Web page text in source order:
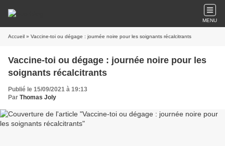
MENU
Accueil » Vaccine-toi ou dégage : journée noire pour les soignants récalcitrants
Vaccine-toi ou dégage : journée noire pour les
soignants récalcitrants
Publié le 15/09/2021 à 19:13
Par Thomas Joly